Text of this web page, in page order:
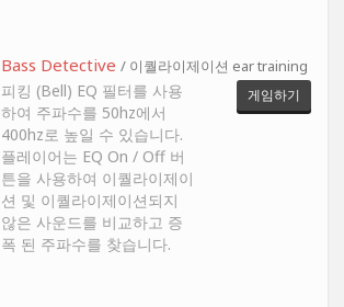
Bass Detective / 이퀄라이제이션 ear training
피킹 (Bell) EQ 필터를 사용
하여 주파수를 50hz에서
400hz로 높일 수 있습니다.
플레이어는 EQ On / Off 버
튼을 사용하여 이퀄라이제이
션 및 이퀄라이제이션되지
않은 사운드를 비교하고 증
폭 된 주파수를 찾습니다.
게임하기